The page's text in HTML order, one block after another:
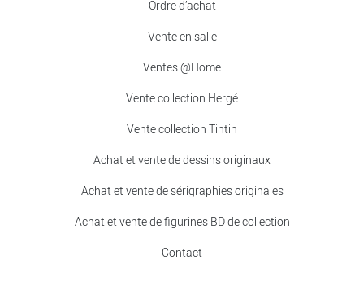
Ordre d’achat
Vente en salle
Ventes @Home
Vente collection Hergé
Vente collection Tintin
Achat et vente de dessins originaux
Achat et vente de sérigraphies originales
Achat et vente de figurines BD de collection
Contact